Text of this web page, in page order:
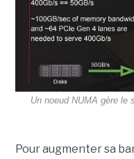
Un noeud NUMA gère le
Pour augmenter sa